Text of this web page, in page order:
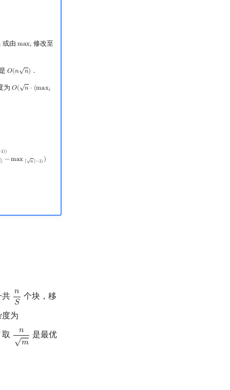
或由max𝑖
maxi 修改至
𝑂(𝑛√𝑛)
O(nn) ．
为 𝑂( √𝑛 ⋅ (max𝑖
O(n⋅(maxi−max
1))
⌉ −max ⌈
√
𝑛 ⌉−1) )
共 𝑛
𝑆
nS 个块，移
为
取 𝑛
√
𝑚
nm 是最优